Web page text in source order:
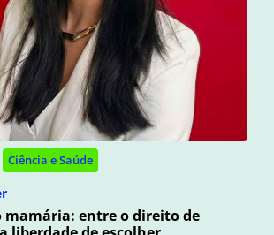
Ciência e Saúde
mamária: entre o direito de